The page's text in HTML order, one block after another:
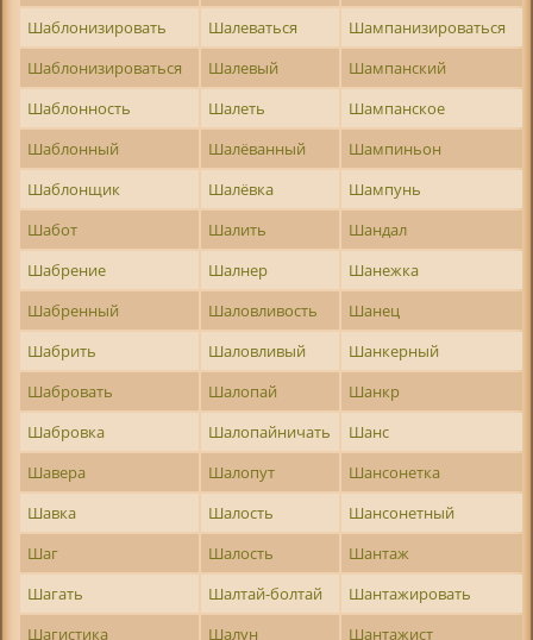
Шаблонизировать
Шалеваться
Шампанизироваться
Шаблонизироваться
Шалевый
Шампанский
Шаблонность
Шалеть
Шампанское
Шаблонный
Шалёванный
Шампиньон
Шаблонщик
Шалёвка
Шампунь
Шабот
Шалить
Шандал
Шабрение
Шалнер
Шанежка
Шабренный
Шаловливость
Шанец
Шабрить
Шаловливый
Шанкерный
Шабровать
Шалопай
Шанкр
Шабровка
Шалопайничать
Шанс
Шавера
Шалопут
Шансонетка
Шавка
Шалость
Шансонетный
Шаг
Шалость
Шантаж
Шагать
Шалтай-болтай
Шантажировать
Шагистика
Шалун
Шантажист